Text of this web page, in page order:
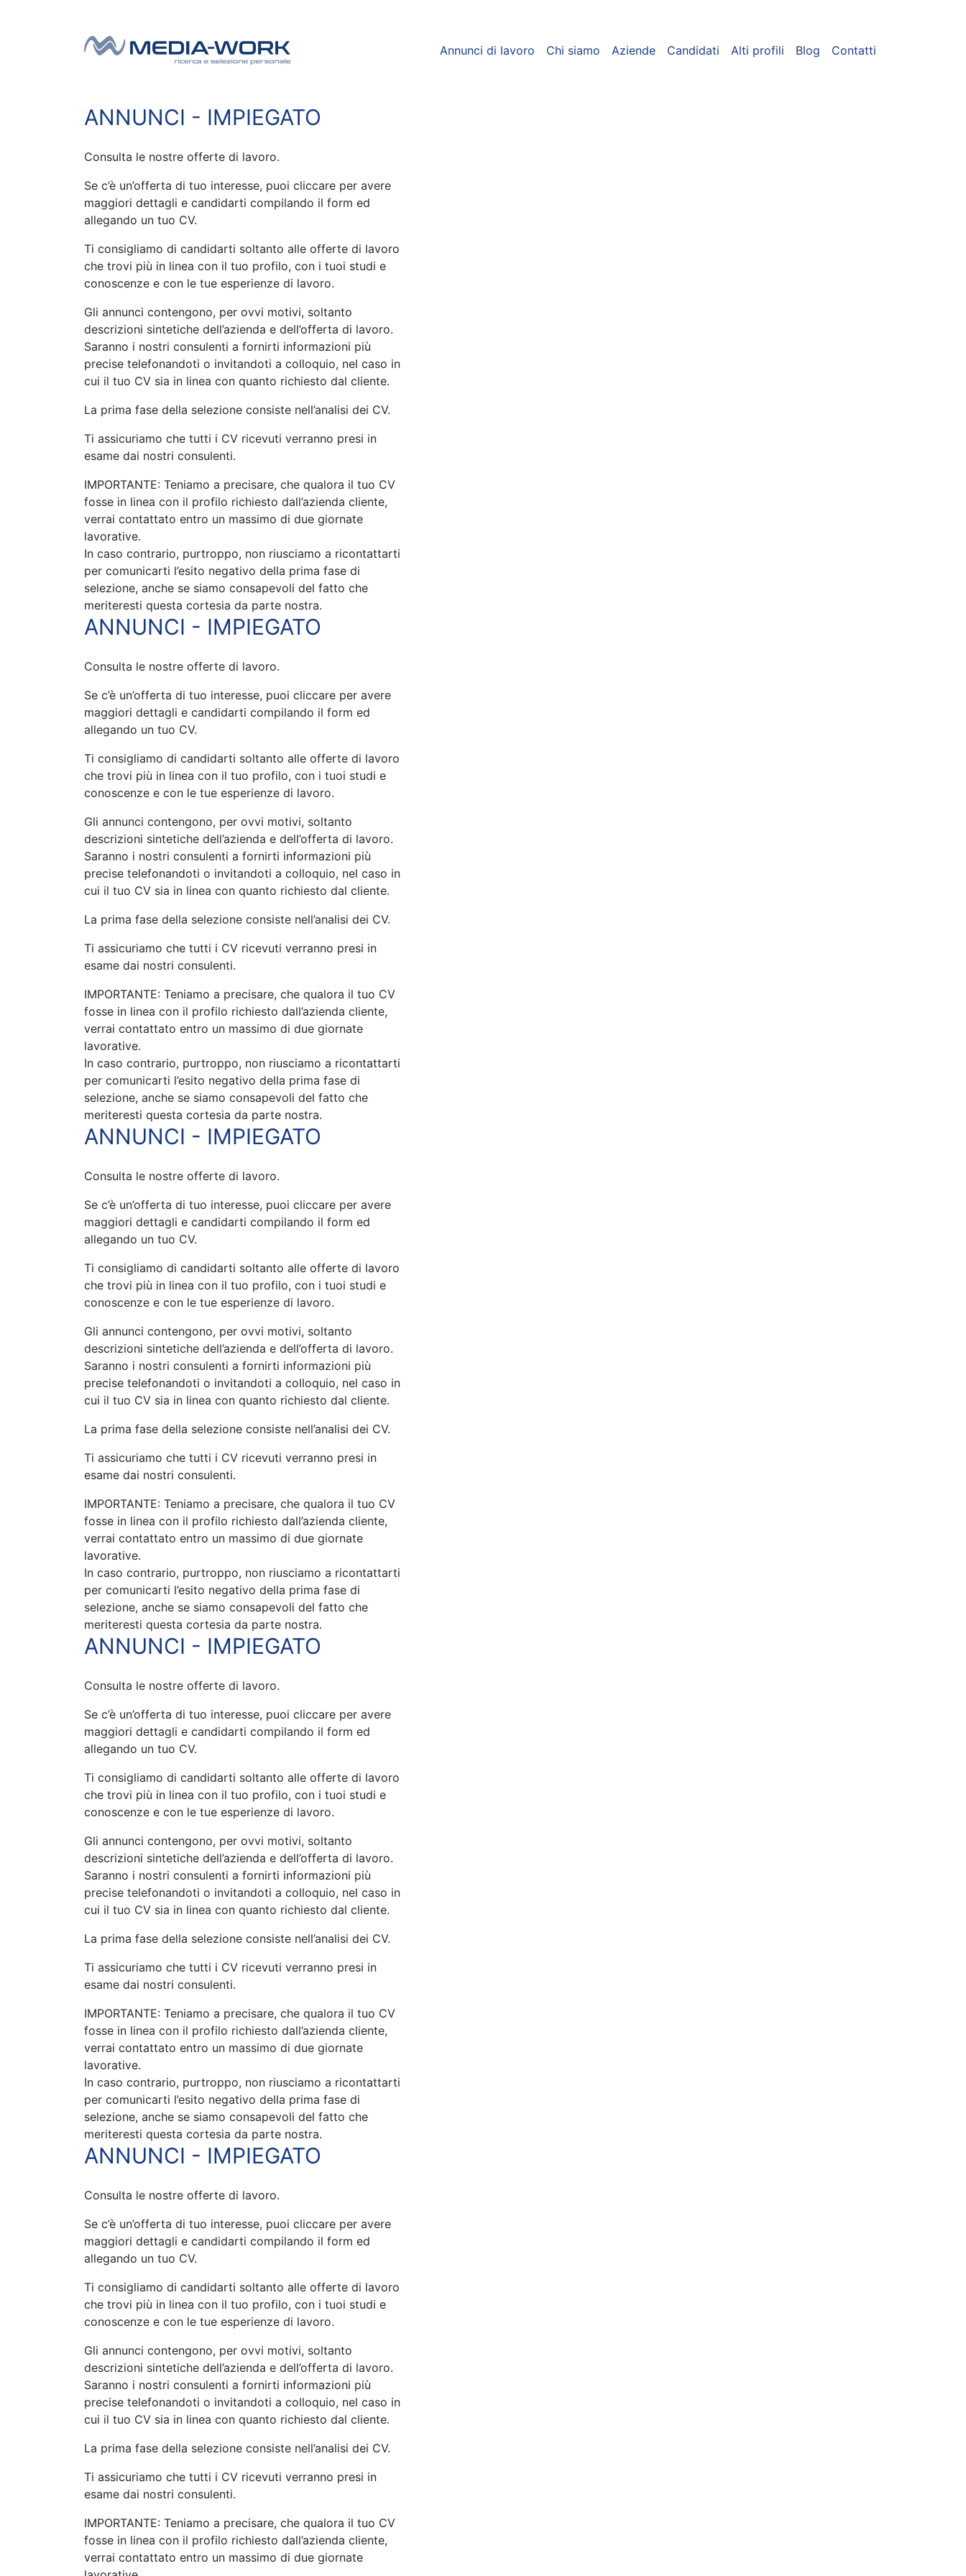
Navigazione principale Annunci di lavoro Chi siamo Aziende Candidati Alti profili Blog Contatti
ANNUNCI - IMPIEGATO
Consulta le nostre offerte di lavoro.
Se c’è un’offerta di tuo interesse, puoi cliccare per avere
maggiori dettagli e candidarti compilando il form ed
allegando un tuo CV.
Ti consigliamo di candidarti soltanto alle offerte di lavoro
che trovi più in linea con il tuo profilo, con i tuoi studi e
conoscenze e con le tue esperienze di lavoro.
Gli annunci contengono, per ovvi motivi, soltanto
descrizioni sintetiche dell’azienda e dell’offerta di lavoro.
Saranno i nostri consulenti a fornirti informazioni più
precise telefonandoti o invitandoti a colloquio, nel caso in
cui il tuo CV sia in linea con quanto richiesto dal cliente.
La prima fase della selezione consiste nell’analisi dei CV.
Ti assicuriamo che tutti i CV ricevuti verranno presi in
esame dai nostri consulenti.
IMPORTANTE: Teniamo a precisare, che qualora il tuo CV
fosse in linea con il profilo richiesto dall’azienda cliente,
verrai contattato entro un massimo di due giornate
lavorative.
In caso contrario, purtroppo, non riusciamo a ricontattarti
per comunicarti l’esito negativo della prima fase di
selezione, anche se siamo consapevoli del fatto che
meriteresti questa cortesia da parte nostra.
ANNUNCI - IMPIEGATO
Consulta le nostre offerte di lavoro.
Se c’è un’offerta di tuo interesse, puoi cliccare per avere
maggiori dettagli e candidarti compilando il form ed
allegando un tuo CV.
Ti consigliamo di candidarti soltanto alle offerte di lavoro
che trovi più in linea con il tuo profilo, con i tuoi studi e
conoscenze e con le tue esperienze di lavoro.
Gli annunci contengono, per ovvi motivi, soltanto
descrizioni sintetiche dell’azienda e dell’offerta di lavoro.
Saranno i nostri consulenti a fornirti informazioni più
precise telefonandoti o invitandoti a colloquio, nel caso in
cui il tuo CV sia in linea con quanto richiesto dal cliente.
La prima fase della selezione consiste nell’analisi dei CV.
Ti assicuriamo che tutti i CV ricevuti verranno presi in
esame dai nostri consulenti.
IMPORTANTE: Teniamo a precisare, che qualora il tuo CV
fosse in linea con il profilo richiesto dall’azienda cliente,
verrai contattato entro un massimo di due giornate
lavorative.
In caso contrario, purtroppo, non riusciamo a ricontattarti
per comunicarti l’esito negativo della prima fase di
selezione, anche se siamo consapevoli del fatto che
meriteresti questa cortesia da parte nostra.
ANNUNCI - IMPIEGATO
Consulta le nostre offerte di lavoro.
Se c’è un’offerta di tuo interesse, puoi cliccare per avere
maggiori dettagli e candidarti compilando il form ed
allegando un tuo CV.
Ti consigliamo di candidarti soltanto alle offerte di lavoro
che trovi più in linea con il tuo profilo, con i tuoi studi e
conoscenze e con le tue esperienze di lavoro.
Gli annunci contengono, per ovvi motivi, soltanto
descrizioni sintetiche dell’azienda e dell’offerta di lavoro.
Saranno i nostri consulenti a fornirti informazioni più
precise telefonandoti o invitandoti a colloquio, nel caso in
cui il tuo CV sia in linea con quanto richiesto dal cliente.
La prima fase della selezione consiste nell’analisi dei CV.
Ti assicuriamo che tutti i CV ricevuti verranno presi in
esame dai nostri consulenti.
IMPORTANTE: Teniamo a precisare, che qualora il tuo CV
fosse in linea con il profilo richiesto dall’azienda cliente,
verrai contattato entro un massimo di due giornate
lavorative.
In caso contrario, purtroppo, non riusciamo a ricontattarti
per comunicarti l’esito negativo della prima fase di
selezione, anche se siamo consapevoli del fatto che
meriteresti questa cortesia da parte nostra.
ANNUNCI - IMPIEGATO
Consulta le nostre offerte di lavoro.
Se c’è un’offerta di tuo interesse, puoi cliccare per avere
maggiori dettagli e candidarti compilando il form ed
allegando un tuo CV.
Ti consigliamo di candidarti soltanto alle offerte di lavoro
che trovi più in linea con il tuo profilo, con i tuoi studi e
conoscenze e con le tue esperienze di lavoro.
Gli annunci contengono, per ovvi motivi, soltanto
descrizioni sintetiche dell’azienda e dell’offerta di lavoro.
Saranno i nostri consulenti a fornirti informazioni più
precise telefonandoti o invitandoti a colloquio, nel caso in
cui il tuo CV sia in linea con quanto richiesto dal cliente.
La prima fase della selezione consiste nell’analisi dei CV.
Ti assicuriamo che tutti i CV ricevuti verranno presi in
esame dai nostri consulenti.
IMPORTANTE: Teniamo a precisare, che qualora il tuo CV
fosse in linea con il profilo richiesto dall’azienda cliente,
verrai contattato entro un massimo di due giornate
lavorative.
In caso contrario, purtroppo, non riusciamo a ricontattarti
per comunicarti l’esito negativo della prima fase di
selezione, anche se siamo consapevoli del fatto che
meriteresti questa cortesia da parte nostra.
ANNUNCI - IMPIEGATO
Consulta le nostre offerte di lavoro.
Se c’è un’offerta di tuo interesse, puoi cliccare per avere
maggiori dettagli e candidarti compilando il form ed
allegando un tuo CV.
Ti consigliamo di candidarti soltanto alle offerte di lavoro
che trovi più in linea con il tuo profilo, con i tuoi studi e
conoscenze e con le tue esperienze di lavoro.
Gli annunci contengono, per ovvi motivi, soltanto
descrizioni sintetiche dell’azienda e dell’offerta di lavoro.
Saranno i nostri consulenti a fornirti informazioni più
precise telefonandoti o invitandoti a colloquio, nel caso in
cui il tuo CV sia in linea con quanto richiesto dal cliente.
La prima fase della selezione consiste nell’analisi dei CV.
Ti assicuriamo che tutti i CV ricevuti verranno presi in
esame dai nostri consulenti.
IMPORTANTE: Teniamo a precisare, che qualora il tuo CV
fosse in linea con il profilo richiesto dall’azienda cliente,
verrai contattato entro un massimo di due giornate